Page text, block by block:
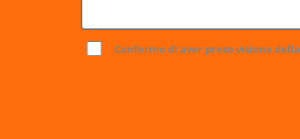
Confermo di aver preso visione della